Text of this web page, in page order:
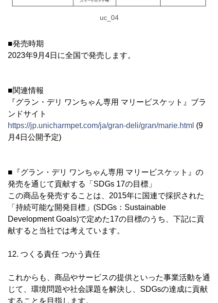
uc_04
■発売時期
2023年9月4日に全国で発売します。
■関連情報
『グラン・デリ ワンちゃん専用 マリービスケット』ブラ
ンドサイト
https://jp.unicharmpet.com/ja/gran-deli/gran/marie.html (9
月4日公開予定)
■『グラン・デリ ワンちゃん専用 マリービスケット』の
発売を通じて貢献する「SDGs 17の目標」
この商品を発売することは、2015年に国連で採択された
「持続可能な開発目標」(SDGs：Sustainable
Development Goals)で定めた17の目標のうち、下記に貢
献すると当社では考えています。
12. つくる責任 つかう責任
これからも、商品やサービスの提供といった事業活動を通
じて、環境問題や社会課題を解決し、SDGsの達成に貢献
することを目指します。